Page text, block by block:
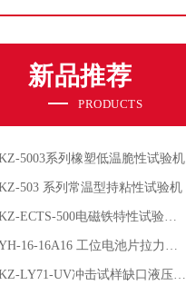
新品推荐
PRODUCTS
5003系列橡塑低温脆性试验机
503 系列常温型持粘性试验机
KZ-ECTS-500电磁铁特性试验系统
YH-16-16A16 工位电池片拉力试验机
KZ-LY71-UV冲击试样缺口液压拉床